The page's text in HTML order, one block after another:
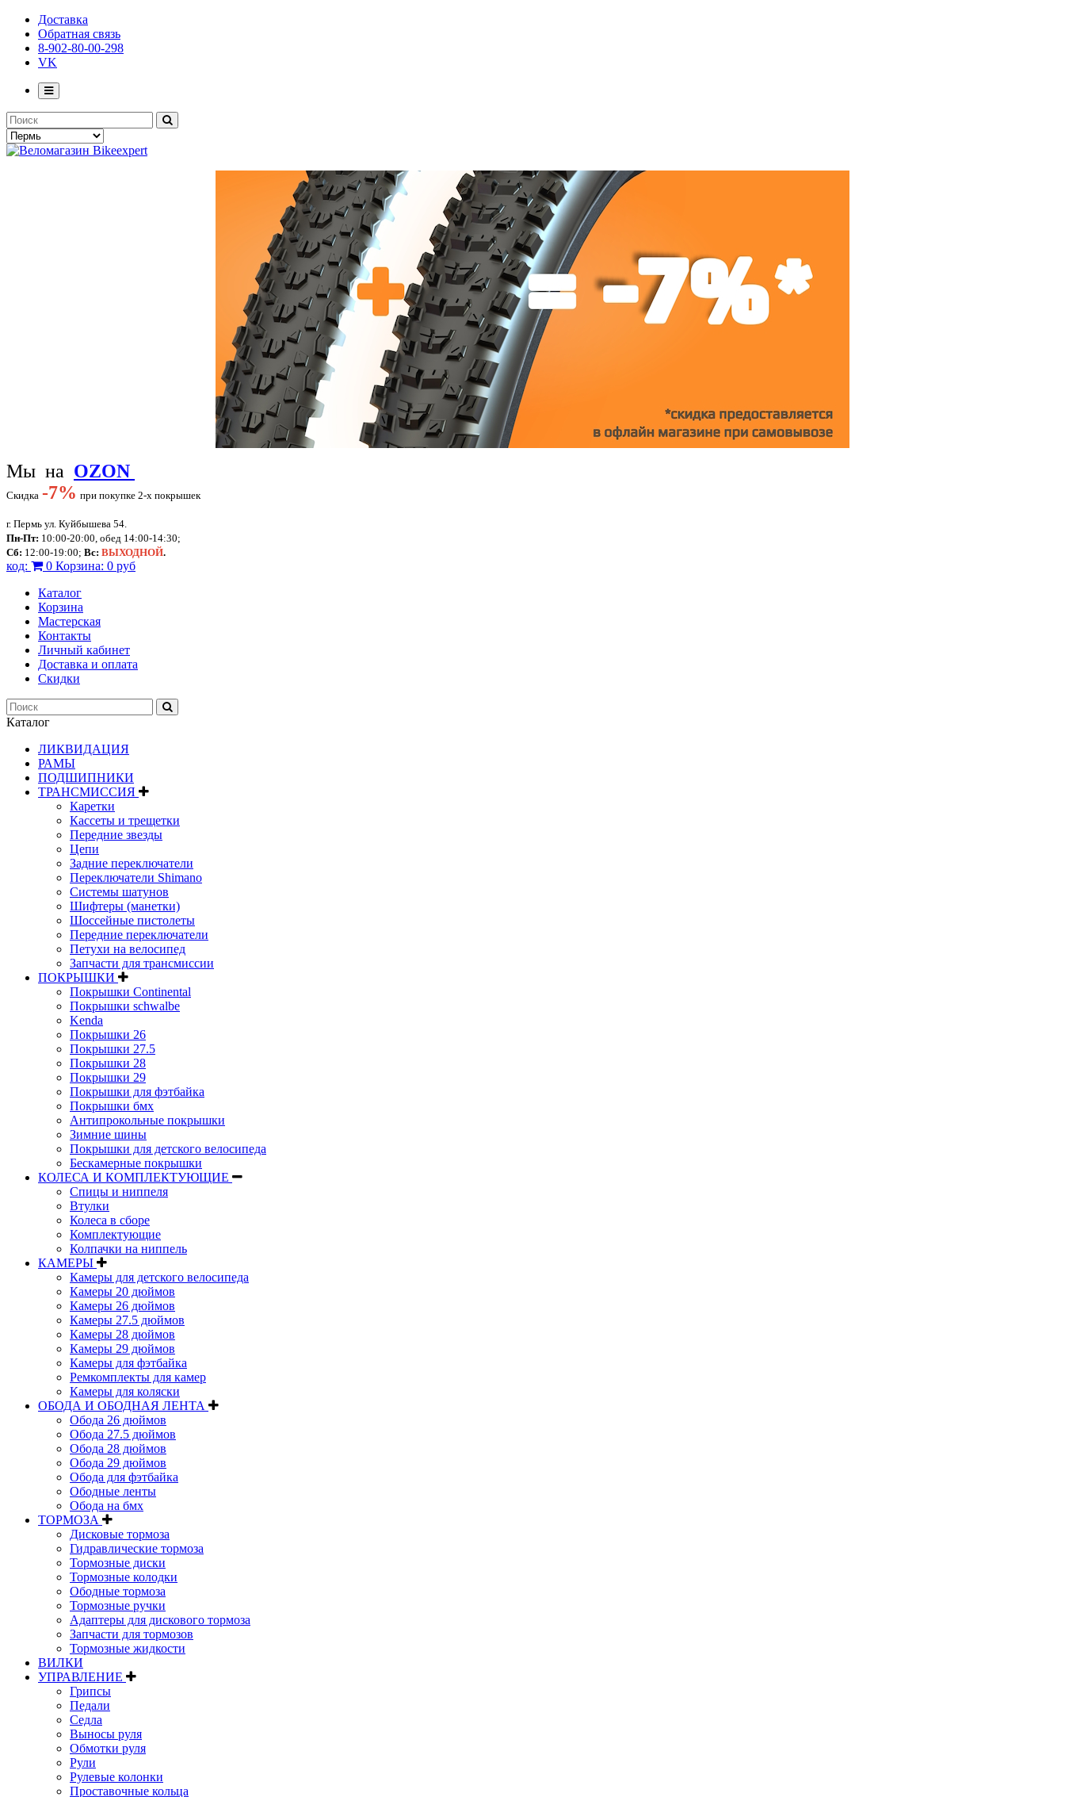
Доставка
Обратная связь
8-902-80-00-298
VK
Мы на OZON
Скидка -7% при покупке 2-х покрышек
г. Пермь ул. Куйбышева 54.
Пн-Пт: 10:00-20:00, обед 14:00-14:30;
Сб: 12:00-19:00; Вс: ВЫХОДНОЙ.
код: 0 Корзина: 0 руб
Каталог
Корзина
Мастерская
Контакты
Личный кабинет
Доставка и оплата
Скидки
Каталог
ЛИКВИДАЦИЯ
РАМЫ
ПОДШИПНИКИ
ТРАНСМИССИЯ
Каретки
Кассеты и трещетки
Передние звезды
Цепи
Задние переключатели
Переключатели Shimano
Системы шатунов
Шифтеры (манетки)
Шоссейные пистолеты
Передние переключатели
Петухи на велосипед
Запчасти для трансмиссии
ПОКРЫШКИ
Покрышки Continental
Покрышки schwalbe
Kenda
Покрышки 26
Покрышки 27.5
Покрышки 28
Покрышки 29
Покрышки для фэтбайка
Покрышки бмх
Антипрокольные покрышки
Зимние шины
Покрышки для детского велосипеда
Бескамерные покрышки
КОЛЕСА И КОМПЛЕКТУЮЩИЕ
Спицы и ниппеля
Втулки
Колеса в сборе
Комплектующие
Колпачки на ниппель
КАМЕРЫ
Камеры для детского велосипеда
Камеры 20 дюймов
Камеры 26 дюймов
Камеры 27.5 дюймов
Камеры 28 дюймов
Камеры 29 дюймов
Камеры для фэтбайка
Ремкомплекты для камер
Камеры для коляски
ОБОДА И ОБОДНАЯ ЛЕНТА
Обода 26 дюймов
Обода 27.5 дюймов
Обода 28 дюймов
Обода 29 дюймов
Обода для фэтбайка
Ободные ленты
Обода на бмх
ТОРМОЗА
Дисковые тормоза
Гидравлические тормоза
Тормозные диски
Тормозные колодки
Ободные тормоза
Тормозные ручки
Адаптеры для дискового тормоза
Запчасти для тормозов
Тормозные жидкости
ВИЛКИ
УПРАВЛЕНИЕ
Грипсы
Педали
Седла
Выносы руля
Обмотки руля
Рули
Рулевые колонки
Проставочные кольца